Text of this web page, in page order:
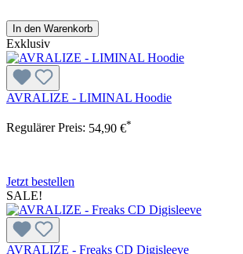
In den Warenkorb
Exklusiv
AVRALIZE - LIMINAL Hoodie
Regulärer Preis: 54,90 €*
Jetzt bestellen
SALE!
AVRALIZE - Freaks CD Digisleeve